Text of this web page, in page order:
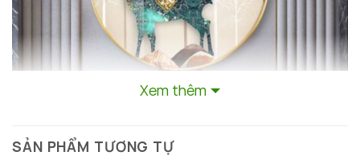
Xem thêm
SẢN PHẨM TƯƠNG TỰ